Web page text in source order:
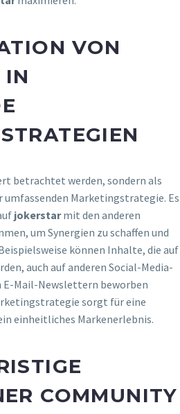
VON
IN
betrachtet werden, sondern als
Marketingstrategie. Es
jokerstarmit den anderen
um Synergien zu schaffen und
können Inhalte, die auf
auch auf anderen Social-Media-
Mail-Newslettern beworben
sorgt für eine
einheitliches Markenerlebnis.
COMMUNITY